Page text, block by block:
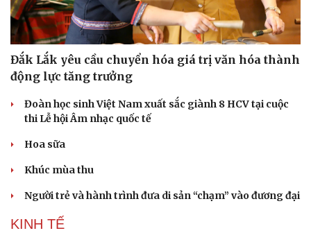
Sức khỏe
Cây thuốc
Sản phụ khoa
Nam khoa
Phòng mạch online
Đắk Lắk yêu cầu chuyển hóa giá trị văn hóa thành
động lực tăng trưởng
Đoàn học sinh Việt Nam xuất sắc giành 8 HCV tại cuộc
thi Lễ hội Âm nhạc quốc tế
Hoa sữa
Khúc mùa thu
Người trẻ và hành trình đưa di sản “chạm” vào đương đại
KINH TẾ